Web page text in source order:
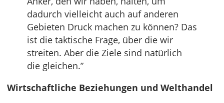
dadurch vielleicht auch auf anderen
Gebieten Druck machen zu können? Das
ist die taktische Frage, über die wir
streiten. Aber die Ziele sind natürlich
die gleichen.”
Wirtschaftliche Beziehungen und Welthandel